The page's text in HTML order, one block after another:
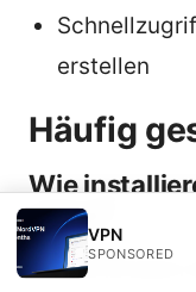
erstellen
Häufig
Wie
Linux?
NordVPN kann
VPN
SPONSORED